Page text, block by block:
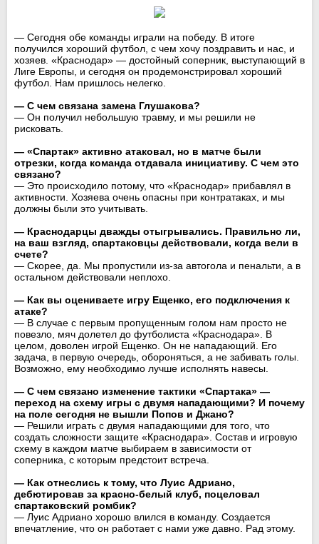
— Сегодня обе команды играли на победу. В итоге
получился хороший футбол, с чем хочу поздравить и нас, и
хозяев. «Краснодар» — достойный соперник, выступающий в
Лиге Европы, и сегодня он продемонстрировал хороший
футбол. Нам пришлось нелегко.
— С чем связана замена Глушакова?
— Он получил небольшую травму, и мы решили не
рисковать.
— «Спартак» активно атаковал, но в матче были
отрезки, когда команда отдавала инициативу. С чем это
связано?
— Это происходило потому, что «Краснодар» прибавлял в
активности. Хозяева очень опасны при контратаках, и мы
должны были это учитывать.
— Краснодарцы дважды отыгрывались. Правильно ли,
на ваш взгляд, спартаковцы действовали, когда вели в
счете?
— Скорее, да. Мы пропустили из-за автогола и пенальти, а в
остальном действовали неплохо.
— Как вы оцениваете игру Ещенко, его подключения к
атаке?
— В случае с первым пропущенным голом нам просто не
повезло, мяч долетел до футболиста «Краснодара». В
целом, доволен игрой Ещенко. Он не нападающий. Его
задача, в первую очередь, обороняться, а не забивать голы.
Возможно, ему необходимо лучше исполнять навесы.
— С чем связано изменение тактики «Спартака» —
переход на схему игры с двумя нападающими? И почему
на поле сегодня не вышли Попов и Джано?
— Решили играть с двумя нападающими для того, что
создать сложности защите «Краснодара». Состав и игровую
схему в каждом матче выбираем в зависимости от
соперника, с которым предстоит встреча.
— Как отнеслись к тому, что Луис Адриано,
дебютировав за красно-белый клуб, поцеловал
спартаковский ромбик?
— Луис Адриано хорошо влился в команду. Создается
впечатление, что он работает с нами уже давно. Рад этому.